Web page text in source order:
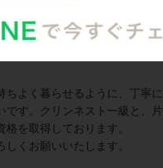
ちよく暮らせるように、丁寧
です。クリンネスト一級と、
格を取得しております。
しくお願いいたします。